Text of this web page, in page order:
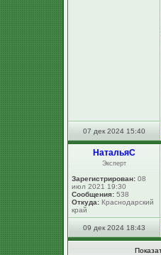
07 дек 2024 15:40
НатальяС
Эксперт
Зарегистрирован: 08
июл 2021 19:30
Сообщения: 538
Откуда: Краснодарский
край
09 дек 2024 18:43